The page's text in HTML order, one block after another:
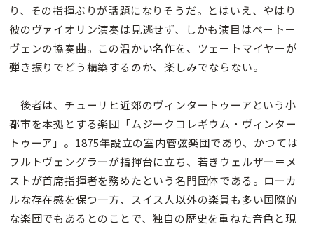
り、その指揮ぶりが話題になりそうだ。とはいえ、やはり
彼のヴァイオリン演奏は見逃せず、しかも演目はベートー
ヴェンの協奏曲。この温かい名作を、ツェートマイヤーが
弾き振りでどう構築するのか、楽しみでならない。
後者は、チューリヒ近郊のヴィンタートゥーアという小
都市を本拠とする楽団「ムジークコレギウム・ヴィンター
トゥーア」。1875年設立の室内管弦楽団であり、かつては
フルトヴェングラーが指揮台に立ち、若きウェルザー＝メ
ストが首席指揮者を務めたという名門団体である。ローカ
ルな存在感を保つ一方、スイス人以外の楽員も多い国際的
な楽団でもあるとのことで、独自の歴史を重ねた音色と現